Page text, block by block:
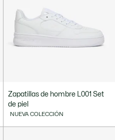
Zapatillas de hombre L001 Set
de piel
NUEVA COLECCIÓN